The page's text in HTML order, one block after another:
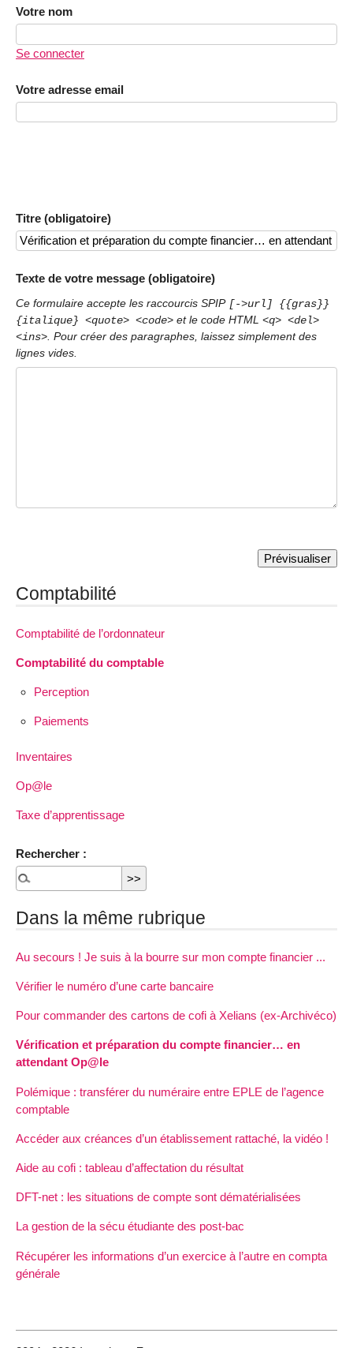
Votre nom
Se connecter
Votre adresse email
Titre (obligatoire)
Texte de votre message (obligatoire)
Ce formulaire accepte les raccourcis SPIP [->url] {{gras}}
{italique} <quote> <code> et le code HTML <q> <del>
<ins> . Pour créer des paragraphes, laissez simplement des
lignes vides.
Comptabilité
Comptabilité de l’ordonnateur
Comptabilité du comptable
Perception
Paiements
Inventaires
Op@le
Taxe d’apprentissage
Rechercher :
Dans la même rubrique
Au secours ! Je suis à la bourre sur mon compte financier ...
Vérifier le numéro d’une carte bancaire
Pour commander des cartons de cofi à Xelians (ex-Archivéco)
Vérification et préparation du compte financier… en
attendant Op@le
Polémique : transférer du numéraire entre EPLE de l’agence
comptable
Accéder aux créances d’un établissement rattaché, la vidéo !
Aide au cofi : tableau d’affectation du résultat
DFT-net : les situations de compte sont dématérialisées
La gestion de la sécu étudiante des post-bac
Récupérer les informations d’un exercice à l’autre en compta
générale